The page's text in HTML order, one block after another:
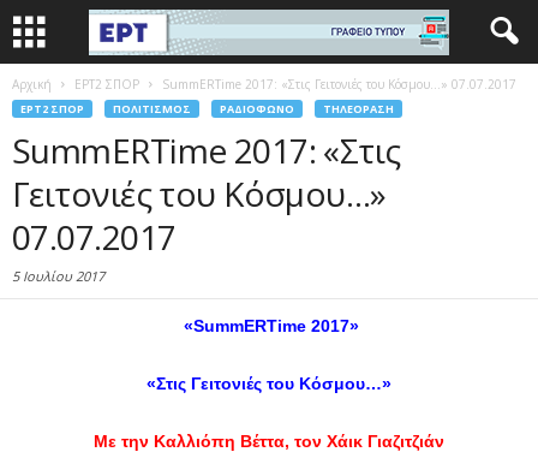
Αρχική EΡΤ2 ΣΠΟΡ SummERTime 2017: «Στις Γειτονιές του Κόσμου…» 07.07.2017
EΡΤ2 ΣΠΟΡ ΠΟΛΙΤΙΣΜΌΣ ΡΑΔΙΌΦΩΝΟ ΤΗΛΕΌΡΑΣΗ
SummERTime 2017: «Στις
Γειτονιές του Κόσμου…»
07.07.2017
5 Ιουλίου 2017
«SummERTime 2017»
«Στις Γειτονιές του Κόσμου…»
Με την Καλλιόπη Βέττα, τον Χάικ Γιαζιτζιάν